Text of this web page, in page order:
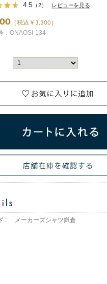
4.5 （2） レビューを見る
（税込￥3,300）
：ONAOSI-134
: メーカーズシャツ鎌倉